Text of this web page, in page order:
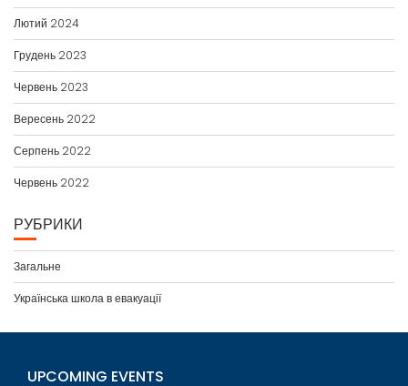
Лютий 2024
Грудень 2023
Червень 2023
Вересень 2022
Серпень 2022
Червень 2022
РУБРИКИ
Загальне
Українська школа в евакуації
UPCOMING EVENTS